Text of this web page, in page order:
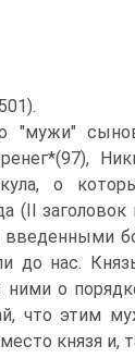
"мужи"
о
(II
до нас.
о
что этим
князя и,